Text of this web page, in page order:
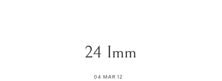
24 Imm
04 MAR 12